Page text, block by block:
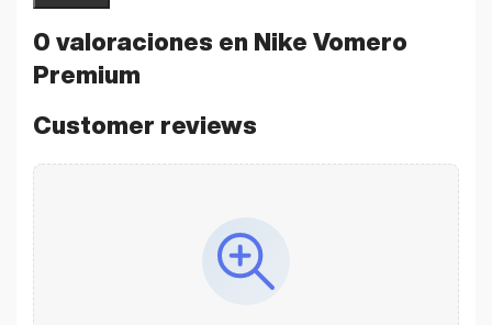
0 valoraciones en Nike Vomero
Premium
Customer reviews